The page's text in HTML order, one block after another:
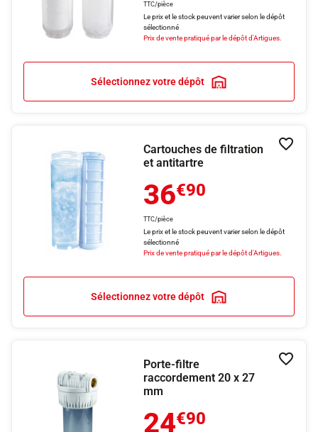
TTC/pièce
Le prix et le stock peuvent varier selon le dépôt
sélectionné
Prix de vente pratiqué par le dépôt d'Artigues.
Sélectionnez votre dépôt
Cartouches de filtration
et antitartre
36€90
TTC/pièce
Le prix et le stock peuvent varier selon le dépôt
sélectionné
Prix de vente pratiqué par le dépôt d'Artigues.
Sélectionnez votre dépôt
Porte-filtre
raccordement 20 x 27
mm
24€90